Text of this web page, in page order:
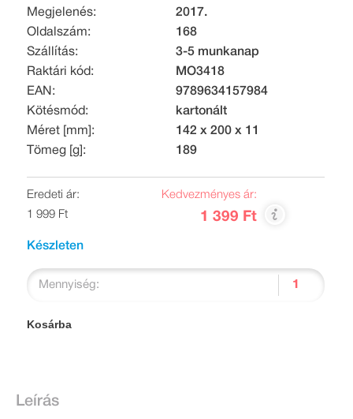
Megjelenés:
2017.
Oldalszám:
168
Szállítás:
3-5 munkanap
Raktári kód:
MO3418
EAN:
9789634157984
Kötésmód:
kartonált
Méret [mm]:
142 x 200 x 11
Tömeg [g]:
189
Eredeti ár:
1 999 Ft
Kedvezményes ár:
1 399 Ft
Készleten
Mennyiség:
Kosárba
Leírás